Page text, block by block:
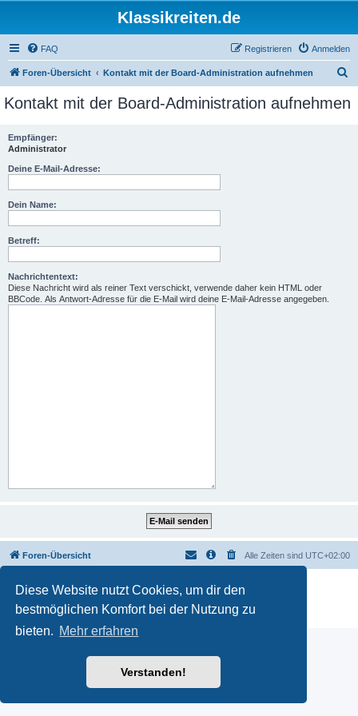
Diese Website nutzt Cookies, um dir den
bestmöglichen Komfort bei der Nutzung zu
bieten. Mehr erfahren
Verstanden!
Klassikreiten.de
FAQ Anmelden
Registrieren
Foren-Übersicht Kontakt mit der Board-Administration aufnehmen
c
Kontakt mit der Board-Administration aufnehmen
Empfänger:
Administrator
Deine E-Mail-Adresse:
Dein Name:
Betreff:
Nachrichtentext:
Diese Nachricht wird als reiner Text verschickt, verwende daher kein HTML oder
BBCode. Als Antwort-Adresse für die E-Mail wird deine E-Mail-Adresse angegeben.
Foren-Übersicht Alle Zeiten sind UTC+02:00
Powered by phpBB
® Forum Software © phpBB Limited
Deutsche Übersetzung durch
Datenschutz|Nutzungsbedingungen